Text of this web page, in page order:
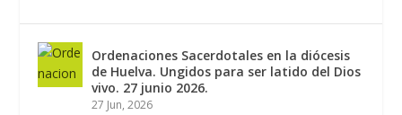
Ordenaciones Sacerdotales en la diócesis
de Huelva. Ungidos para ser latido del Dios
vivo. 27 junio 2026.
27 Jun, 2026